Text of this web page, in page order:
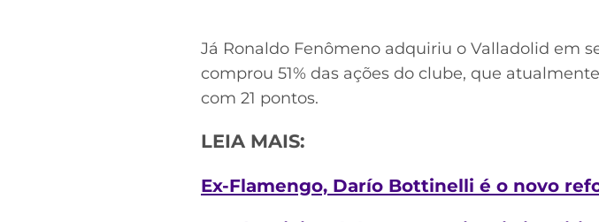
Já Ronaldo Fenômeno adquiriu o Valladolid em
comprou 51% das ações do clube, que
com 21 pontos.
LEIA MAIS:
Ex-Flamengo, Darío Bottinelli é o novo